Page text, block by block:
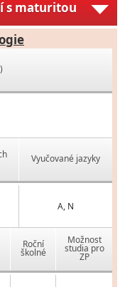
s maturitou
Vyučované jazyky
A, N
Roční
školné
Možnost
studia pro
ZP